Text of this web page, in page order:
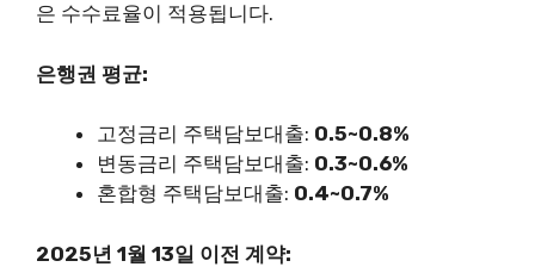
은 수수료율이 적용됩니다.
은행권 평균:
고정금리 주택담보대출: 0.5~0.8%
변동금리 주택담보대출: 0.3~0.6%
혼합형 주택담보대출: 0.4~0.7%
2025년 1월 13일 이전 계약: